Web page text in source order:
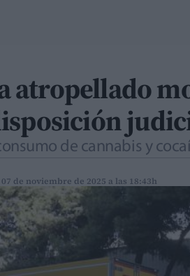
atropellado
de cannabis y
de noviembre de 2025 a las 18:43h